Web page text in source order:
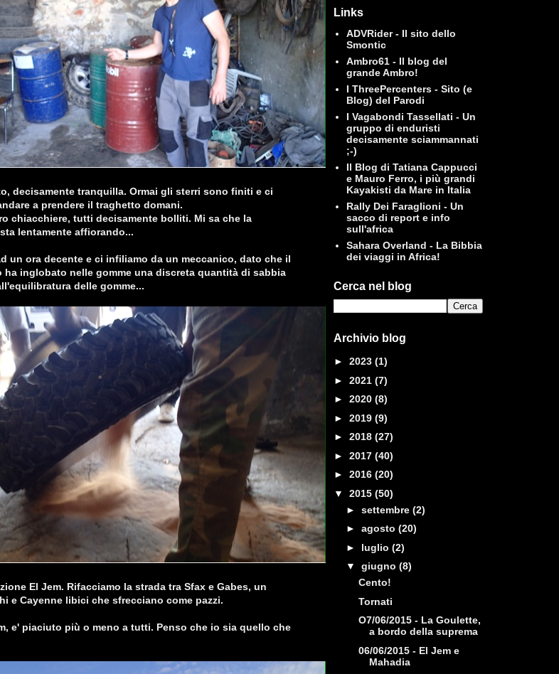
decisamente tranquilla. Ormai gli sterri sono finiti e ci
a prendere il traghetto domani.
chiacchiere, tutti decisamente bolliti. Mi sa che la
lentamente affiorando...
un ora decente e ci infiliamo da un meccanico, dato che il
ha inglobato nelle gomme una discreta quantità di sabbia
delle gomme...
El Jem. Rifacciamo la strada tra Sfax e Gabes, un
e Cayenne libici che sfrecciano come pazzi.
e' piaciuto più o meno a tutti. Penso che io sia quello che
Links
ADVRider - Il sito dello
Smontic
Ambro61 - Il blog del
grande Ambro!
I ThreePercenters - Sito (e
Blog) del Parodi
I Vagabondi Tassellati - Un
gruppo di enduristi
decisamente sciammannati
;-)
Il Blog di Tatiana Cappucci
e Mauro Ferro, i più grandi
Kayakisti da Mare in Italia
Rally Dei Faraglioni - Un
sacco di report e info
sull'africa
Sahara Overland - La Bibbia
dei viaggi in Africa!
Cerca nel blog
Archivio blog
► 2023 (1)
► 2021 (7)
► 2020 (8)
► 2019 (9)
► 2018 (27)
► 2017 (40)
► 2016 (20)
▼ 2015 (50)
► settembre (2)
► agosto (20)
► luglio (2)
▼ giugno (8)
Cento!
Tornati
O7/06/2015 - La Goulette,
a bordo della suprema
06/06/2015 - El Jem e
Mahadia